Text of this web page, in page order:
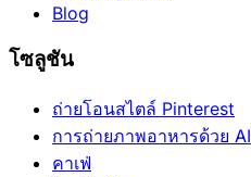
Blog
โซลูชัน
ถ่ายโอนสไตล์ Pinterest
การถ่ายภาพอาหารด้วย AI
คาเฟ่